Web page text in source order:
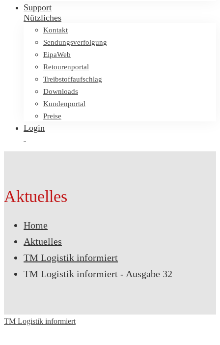
Support
Nützliches
Kontakt
Sendungsverfolgung
EipaWeb
Retourenportal
Treibstoffaufschlag
Downloads
Kundenportal
Preise
Login
Aktuelles
Home
Aktuelles
TM Logistik informiert
TM Logistik informiert - Ausgabe 32
TM
TM Logistik informiert